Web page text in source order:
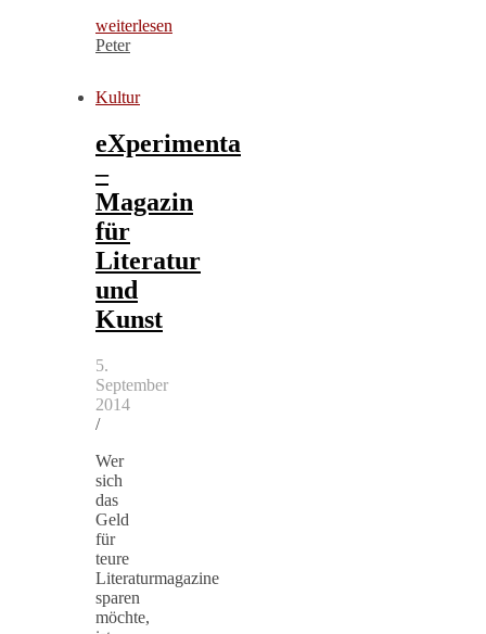
weiterlesen
Peter
Kultur
eXperimenta
–
Magazin
für
Literatur
und
Kunst
5.
September
2014
/
Wer
sich
das
Geld
für
teure
Literaturmagazine
sparen
möchte,